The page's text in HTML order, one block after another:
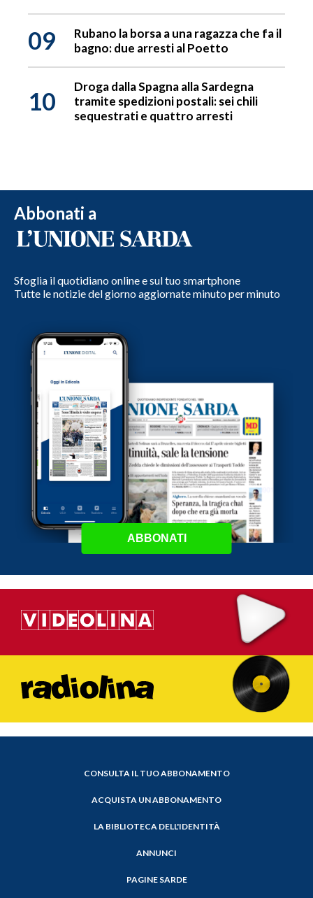
09
Rubano la borsa a una ragazza che fa il
bagno: due arresti al Poetto
10
Droga dalla Spagna alla Sardegna
tramite spedizioni postali: sei chili
sequestrati e quattro arresti
Abbonati a
Sfoglia il quotidiano online e sul tuo smartphone
Tutte le notizie del giorno aggiornate minuto per minuto
ABBONATI
CONSULTA IL TUO ABBONAMENTO
ACQUISTA UN ABBONAMENTO
LA BIBLIOTECA DELL'IDENTITÀ
ANNUNCI
PAGINE SARDE